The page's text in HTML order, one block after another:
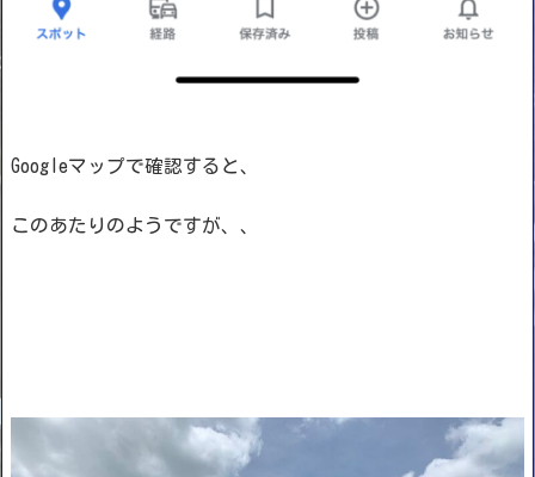
Googleマップで確認すると、
このあたりのようですが、、